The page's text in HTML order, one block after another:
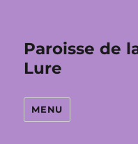
Paroisse de
Lure
MENU